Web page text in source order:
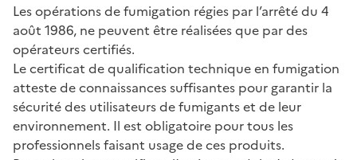
Les opérations de fumigation régies par l’arrêté du 4
août 1986, ne peuvent être réalisées que par des
opérateurs certifiés.
Le certificat de qualification technique en fumigation
atteste de connaissances suffisantes pour garantir la
sécurité des utilisateurs de fumigants et de leur
environnement. Il est obligatoire pour tous les
professionnels faisant usage de ces produits.